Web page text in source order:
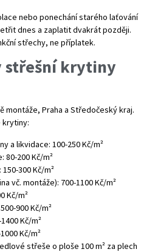
nebo ponechání starého laťování
dnes a zaplatit dvakrát později.
střechy, ne příplatek.
střešní krytiny
montáže, Praha a Středočeský kraj.
krytiny:
a likvidace: 100-250 Kč/m²
80-200 Kč/m²
300 Kč/m²
vč. montáže): 700-1100 Kč/m²
Kč/m²
900 Kč/m²
Kč/m²
Kč/m²
střeše o ploše 100 m² za plech